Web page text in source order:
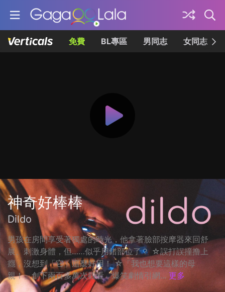
免費 BL專區 男同志 女同志
神奇好棒棒
Dildo
男孩在房間享受著獨處的時光，他拿著臉部按摩器來回舒
展、刺激身體，但……似乎用錯部位了？ ☆誤打誤撞撸上
癮，沒想到「它」這麼好用！ ☆「我也想要這樣的母
親！」創下兩百多萬次觀看，爆笑劇情引網... 更多